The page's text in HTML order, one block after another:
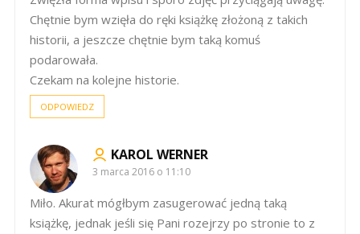
Chętnie bym wzięła do ręki książkę złożoną z takich
historii, a jeszcze chętnie bym taką komuś
podarowała.
Czekam na kolejne historie.
ODPOWIEDZ
KAROL WERNER
3 marca 2016 o 11:10
Miło. Akurat mógłbym zasugerować jedną taką
książkę, jednak jeśli się Pani rozejrzy po stronie to z